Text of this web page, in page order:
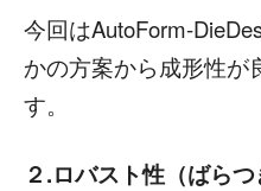
今回はAutoForm-
かの方案から成形性が
す。
２.ロバスト性（ばら